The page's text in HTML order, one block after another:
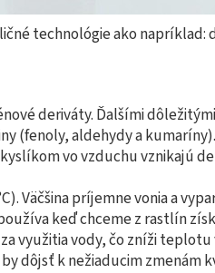
technológie ako
deriváty. Ďalšími
(fenoly, aldehydy a
vo vzduchu vznikajú
Väčšina príjemne vonia a
keď chceme z rastlín
využitia vody, čo zníži teplotu
dôjsť k nežiaducim zmenám